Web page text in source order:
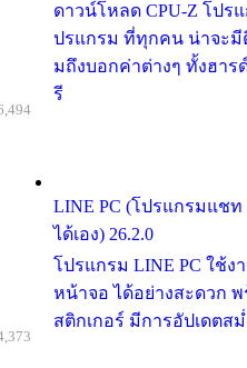
ดาวน์โหลด CPU-Z โปร
ปรแกรม ที่ทุกคน น่าจะมี
มถึงบอกค่าต่างๆ ทั้งฮาร
รี
LINE PC (โปรแกรมแช
ได้เอง) 26.2.0
โปรแกรม LINE PC ใช้
หน้าจอ ได้อย่างสะดวก
สติกเกอร์ มีการอัปเดตส